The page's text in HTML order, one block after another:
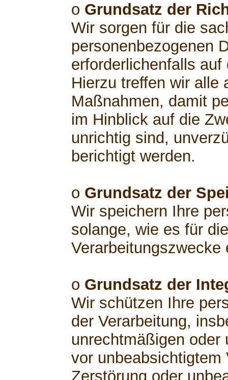
o Grundsatz der
Wir sorgen für die
personenbezogenen
erforderlichenfalls
Hierzu treffen wir alle
Maßnahmen, damit
im Hinblick auf die
unrichtig sind,
berichtigt werden.
o Grundsatz der
Wir speichern Ihre
solange, wie es für
Verarbeitungszwecke
o Grundsatz der
Wir schützen Ihre
der Verarbeitung,
unrechtmäßigen oder
vor unbeabsichtigtem
Zerstörung oder